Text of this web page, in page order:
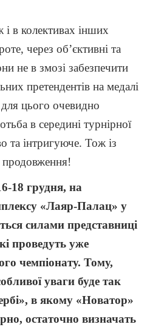
і в колективах інших
через об’єктивні та
не в змозі забезпечити
претендентів на медалі
цього очевидно
в середині турнірної
та інтригуюче. Тож із
продовження!
18 грудня, на
«Лаяр-Палац» у
силами представниці
проведуть уже
чемпіонату. Тому,
уваги буде так
в якому «Новатор»
остаточно визначать